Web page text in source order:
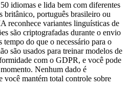
idiomas e lida bem com diferentes
britânico, português brasileiro ou
reconhece variantes linguísticas de
são criptografadas durante o envio
tempo do que o necessário para o
são usados para treinar modelos de
com o GDPR, e você pode
Nenhum dado é
você mantém total controle sobre